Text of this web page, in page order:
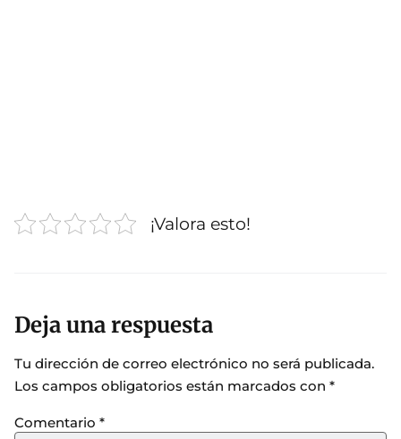
¡Valora esto!
Deja una respuesta
Tu dirección de correo electrónico no será publicada.
Los campos obligatorios están marcados con *
Comentario *